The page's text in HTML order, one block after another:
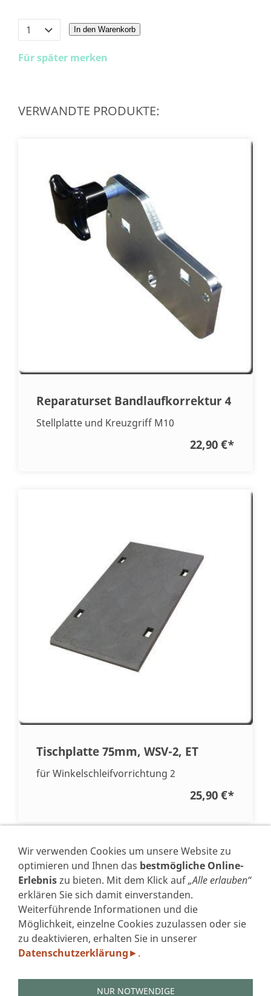
In den Warenkorb
Für später merken
VERWANDTE PRODUKTE:
Reparaturset Bandlaufkorrektur 4
Stellplatte und Kreuzgriff M10
22,90 €*
Tischplatte 75mm, WSV-2, ET
für Winkelschleifvorrichtung 2
25,90 €*
* Alle Preise inkl. USt. zzgl.Versand
VERTRAG WIDERRUFEN
IMPRESSUM
DATENSCHUTZERKLÄRUNG GEM. DSGVO
WIDERRUFSFORMULAR
Wir verwenden Cookies um unsere Website zu
optimieren und Ihnen das bestmögliche Online-
Erlebniszu bieten. Mit dem Klick auf„Alle erlauben“
erklären Sie sich damit einverstanden.
Weiterführende Informationen und die
Möglichkeit, einzelne Cookies zuzulassen oder sie
zu deaktivieren, erhalten Sie in unserer
Datenschutzerklärung ► .
NUR NOTWENDIGE